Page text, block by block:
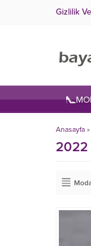
Gizlilik
Anasayfa »
2022